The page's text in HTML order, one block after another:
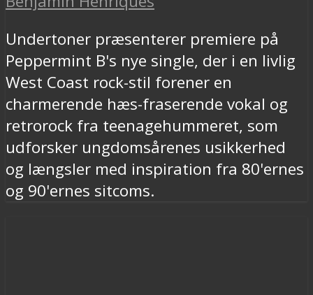
Undertoner præsenterer premiere på
Peppermint B's nye single, der i en livlig
West Coast rock-stil forener en
charmerende hæs-fraserende vokal og
retrorock fra teenagehummeret, som
udforsker ungdomsårenes usikkerhed
og længsler med inspiration fra 80'ernes
og 90'ernes sitcoms.